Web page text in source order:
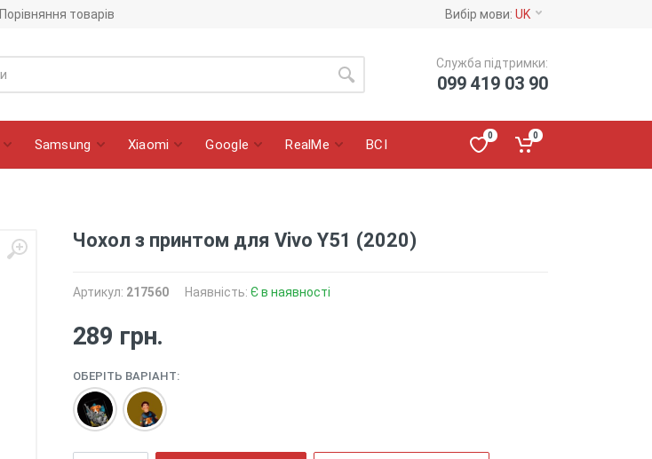
Порівняння товарів Вибір мови: UK
Служба підтримки:
099 419 03 90
Samsung Xiaomi Google RealMe ВСІ
0 0
Чохол з принтом для Vivo Y51 (2020)
Артикул: 217560 Наявність: Є в наявності
289 грн.
ОБЕРІТЬ ВАРІАНТ: